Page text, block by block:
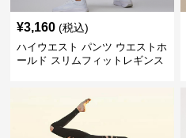
¥3,160 (税込)
ハイウエスト パンツ ウエストホ
ールド スリムフィットレギンス